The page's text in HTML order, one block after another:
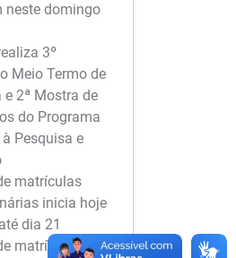
neste domingo
3º
Meio Termo de
e 2ª Mostra de
do Programa
Pesquisa e
matrículas
inicia hoje
dia 21
matrículas